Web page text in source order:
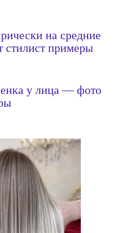
на средние
примеры
у лица — фото